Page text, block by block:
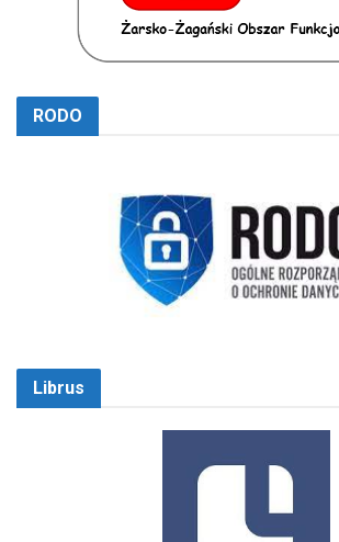
RODO
Librus